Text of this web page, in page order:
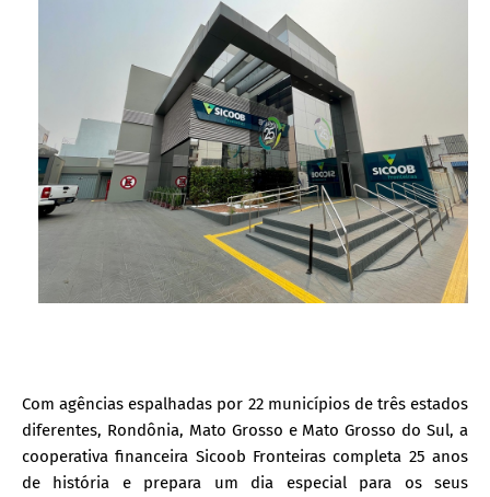
Com agências espalhadas por 22 municípios de três estados
diferentes, Rondônia, Mato Grosso e Mato Grosso do Sul, a
cooperativa financeira Sicoob Fronteiras completa 25 anos
de história e prepara um dia especial para os seus